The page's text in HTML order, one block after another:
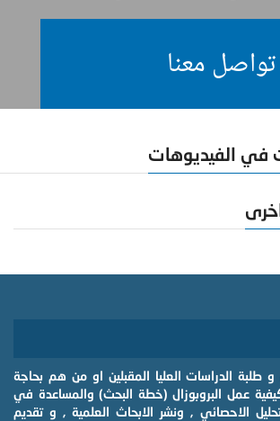
تواصل معنا
في الفيديوهات
و طلبة الدراسات العليا المقبلين او من هم بحاجة
عمل البروبوزال (خطة البحث) والمساعدة في
الاحصائي , ونشر الابحاث العلمية , و تقديم